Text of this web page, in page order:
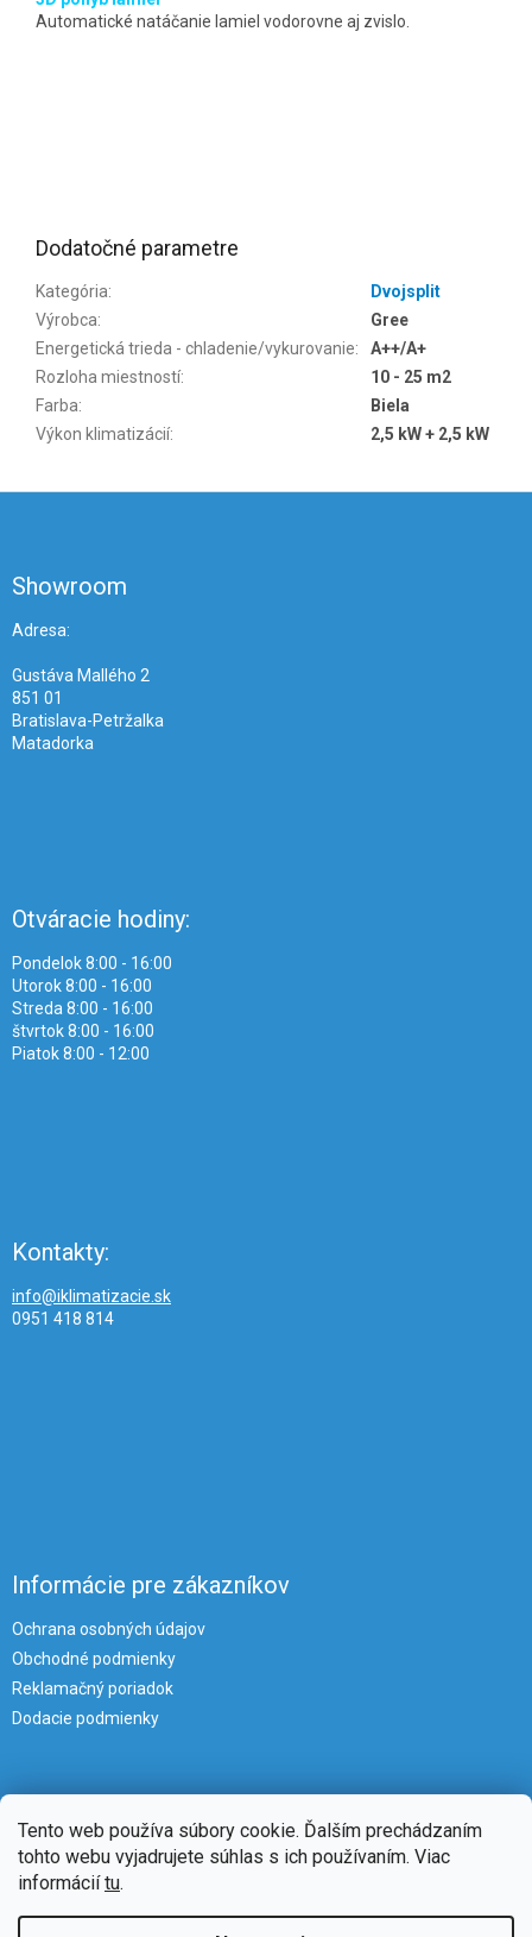
Tento web používa súbory cookie. Ďalším prechádzaním
tohto webu vyjadrujete súhlas s ich používaním. Viac
informáciítu.
Automatické natáčanie lamiel vodorovne aj zvislo.
Dodatočné parametre
Kategória:
Dvojsplit
Výrobca:
Gree
Energetická trieda - chladenie/vykurovanie:
A++/A+
Rozloha miestností:
10 - 25 m2
Farba:
Biela
Výkon klimatizácií: 2,5 kW + 2,5 kW
Showroom
Adresa:
Gustáva Mallého 2
851 01
Bratislava-Petržalka
Matadorka
Otváracie hodiny:
Pondelok 8:00 - 16:00
Utorok 8:00 - 16:00
Streda 8:00 - 16:00
štvrtok 8:00 - 16:00
Piatok 8:00 - 12:00
Kontakty:
info@iklimatizacie.sk
0951 418 814
Informácie pre zákazníkov
Ochrana osobných údajov
Obchodné podmienky
Reklamačný poriadok
Dodacie podmienky